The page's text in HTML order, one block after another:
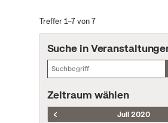
Treffer 1–7 von 7
Suche in
Zeitraum wählen
Juli 2020